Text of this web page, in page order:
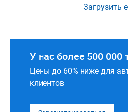
Загрузить
У нас более 500 000
Цены до 60% ниже для
клиентов